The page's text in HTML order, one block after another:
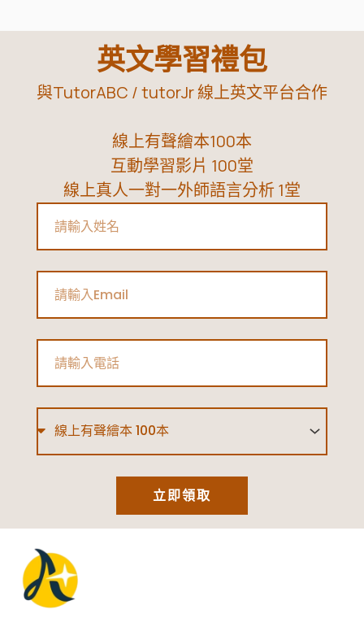
英文學習禮包
與TutorABC / tutorJr 線上英文平台合作
線上有聲繪本100本
互動學習影片 100堂
線上真人一對一外師語言分析 1堂
立即領取